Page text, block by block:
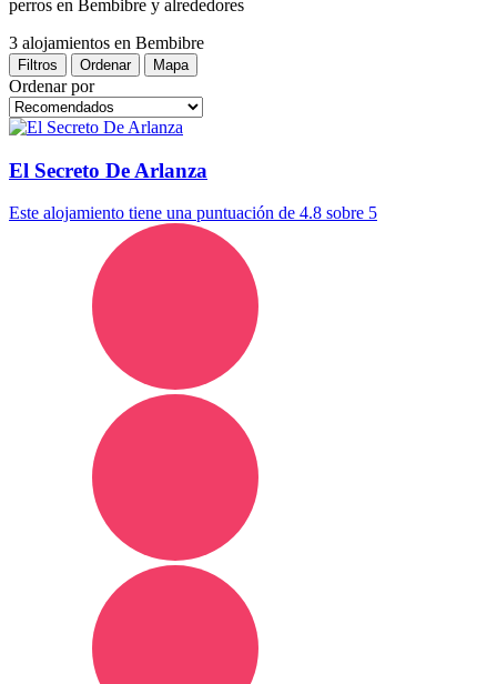
perros en Bembibre y alrededores
3 alojamientos en Bembibre
Filtros Ordenar Mapa
Ordenar por
El Secreto De Arlanza
Este alojamiento tiene una puntuación de 4.8 sobre 5